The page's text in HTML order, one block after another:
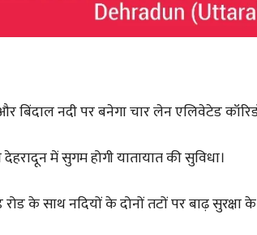
बिंदाल नदी पर बनेगा चार लेन एलिवेटेड
देहरादून में सुगम होगी यातायात की सुविधा।
के साथ नदियों के दोनों तटों पर बाढ़ सुरक्षा